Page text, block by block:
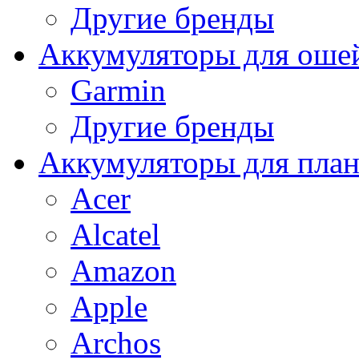
Другие бренды
Аккумуляторы для
Garmin
Другие бренды
Аккумуляторы для
Acer
Alcatel
Amazon
Apple
Archos